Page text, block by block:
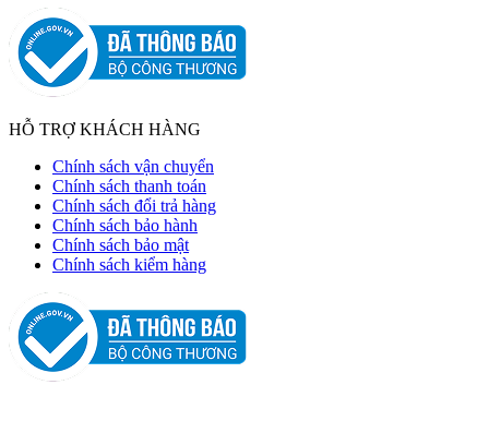
HỖ TRỢ KHÁCH HÀNG
Chính sách vận chuyển
Chính sách thanh toán
Chính sách đổi trả hàng
Chính sách bảo hành
Chính sách bảo mật
Chính sách kiểm hàng